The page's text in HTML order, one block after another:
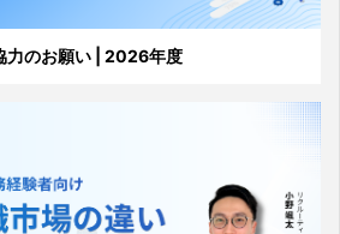
力のお願い | 2026年度